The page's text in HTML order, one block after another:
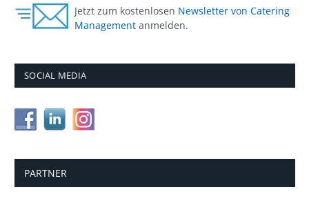
Jetzt zum kostenlosen Newsletter von Catering
Management anmelden.
SOCIAL MEDIA
PARTNER